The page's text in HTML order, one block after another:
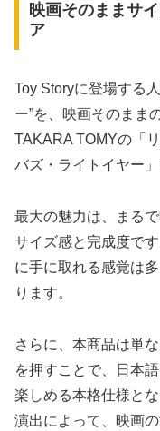
映画そのままサ
ア
Toy Storyに登場する
ー”を、映画そのまま
TAKARA TOMYの「
バズ・ライトイヤー」
最大の魅力は、まる
サイズ感と完成度で
に手に取れる感覚は
ります。
さらに、本商品は単
を押すことで、日本
楽しめる本格仕様と
演出によって、映画